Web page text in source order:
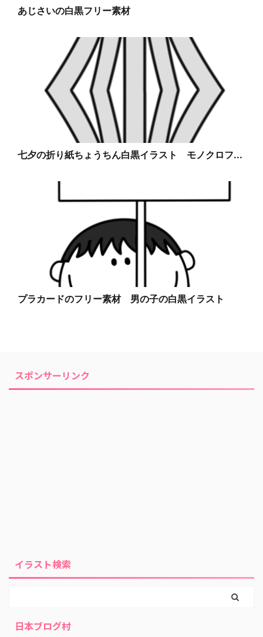
あじさいの白黒フリー素材
七夕の折り紙ちょうちん白黒イラスト モノクロフ...
プラカードのフリー素材 男の子の白黒イラスト
スポンサーリンク
イラスト検索
日本ブログ村